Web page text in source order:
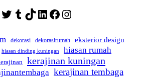
Twitter
Tumblr
TikTok
LinkedIn
Facebook
Instagram
dekorasi dekorasirumah eksterior design
hiasan dinding kuningan hiasan rumah
kerajinan kuningan
kerajinan tembaga